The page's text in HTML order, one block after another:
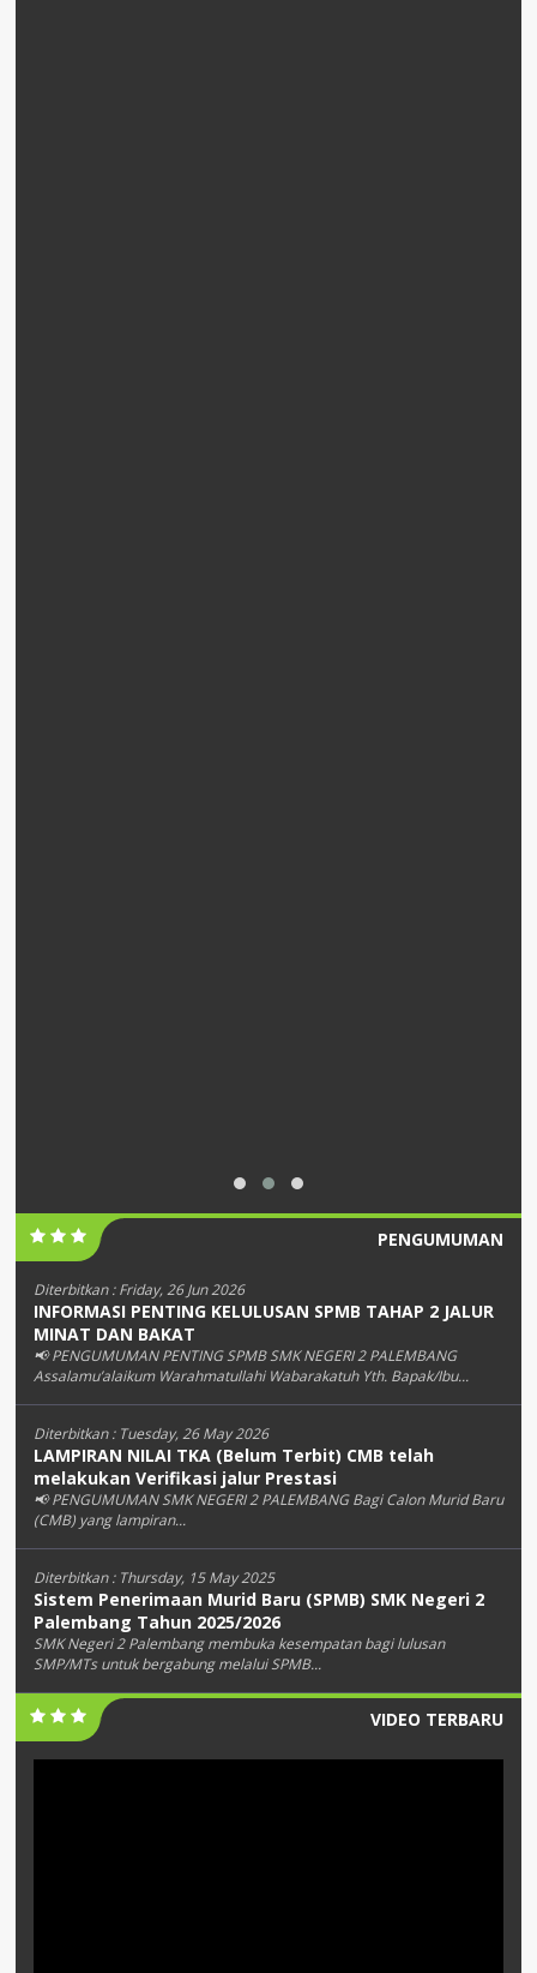
PENGUMUMAN
Diterbitkan :Friday, 26 Jun 2026
INFORMASI PENTING KELULUSAN SPMB TAHAP 2 JALUR
MINAT DAN BAKAT
📢 PENGUMUMAN PENTING SPMB SMK NEGERI 2 PALEMBANG
Assalamu’alaikum Warahmatullahi Wabarakatuh Yth. Bapak/Ibu...
Diterbitkan : Tuesday, 26 May 2026
LAMPIRAN NILAI TKA (Belum Terbit) CMB telah
melakukan Verifikasi jalur Prestasi
📢 PENGUMUMAN SMK NEGERI 2 PALEMBANG Bagi Calon Murid Baru
(CMB) yang lampiran...
Diterbitkan : Thursday, 15 May 2025
Sistem Penerimaan Murid Baru (SPMB) SMK Negeri 2
Palembang Tahun 2025/2026
SMK Negeri 2 Palembang membuka kesempatan bagi lulusan
SMP/MTs untuk bergabung melalui SPMB...
VIDEO TERBARU